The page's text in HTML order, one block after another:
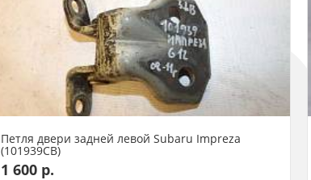
Петля двери задней левой Subaru Impreza
(101939СВ)
1 600 р.